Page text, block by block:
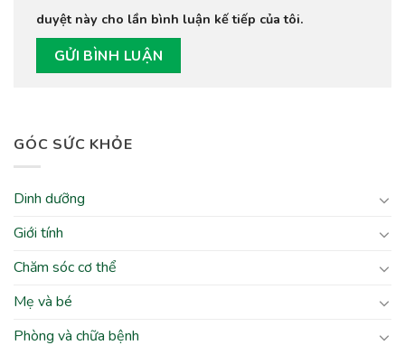
GÓC SỨC KHỎE
Dinh dưỡng
Giới tính
Chăm sóc cơ thể
Mẹ và bé
Phòng và chữa bệnh
duyệt này cho lần bình luận kế tiếp của tôi.